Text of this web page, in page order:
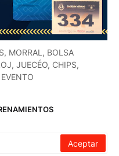
MORRAL, BOLSA
JUECÉO, CHIPS,